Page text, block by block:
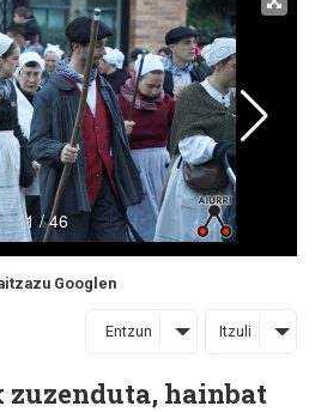
Googlen
Entzun Itzuli
zuzenduta, hainbat